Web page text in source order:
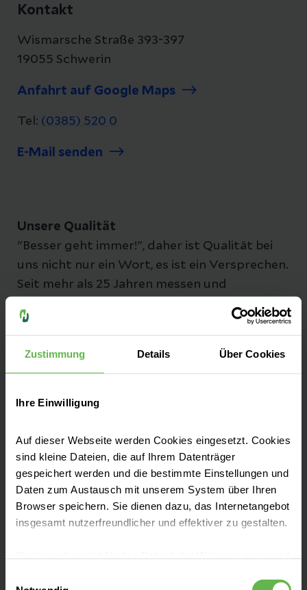
Zustimmung Details Über Cookies
Ihre Einwilligung
Auf dieser Webseite werden Cookies eingesetzt. Cookies
sind kleine Dateien, die auf Ihrem Datenträger
gespeichert werden und die bestimmte Einstellungen und
Daten zum Austausch mit unserem System über Ihren
Browser speichern. Sie dienen dazu, das Internetangebot
insgesamt nutzerfreundlicher und effektiver zu gestalten.
Kontakt
Wismarsche Straße 393-397
19055 Schwerin
Anfahrt auf Google Maps
Tel: (0385) 520 0
E-Mail senden
Unsere Qualität
"Besser geht immer!", daher ist Qualität bei
uns nicht nur ein Wort, es ist ein Versprechen.
Seit mehr als 25 Jahren messen und
bestmöglich und sicher behandelt werden.
Zu unseren Qualitätszahlen